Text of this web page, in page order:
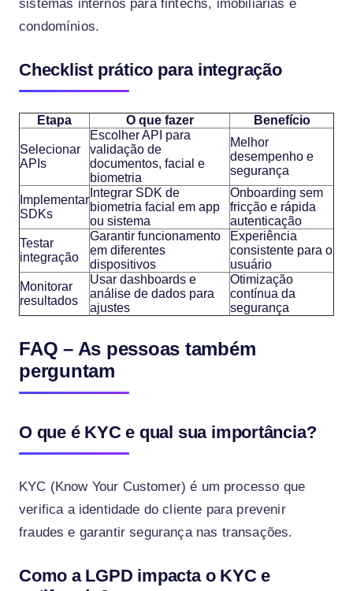
sistemas internos para fintechs, imobiliárias e
condomínios.
Checklist prático para integração
Etapa O que fazer Benefício
Selecionar
APIs
Escolher API para
validação de
documentos, facial e
biometria
Melhor
desempenho e
segurança
Implementar
SDKs
Integrar SDK de
biometria facial em app
ou sistema
Onboarding sem
fricção e rápida
autenticação
Testar
integração
Garantir funcionamento
em diferentes
dispositivos
Experiência
consistente para o
usuário
Monitorar
resultados
Usar dashboards e
análise de dados para
ajustes
Otimização
contínua da
segurança
FAQ – As pessoas também
perguntam
O que é KYC e qual sua importância?
KYC (Know Your Customer) é um processo que
verifica a identidade do cliente para prevenir
fraudes e garantir segurança nas transações.
Como a LGPD impacta o KYC e